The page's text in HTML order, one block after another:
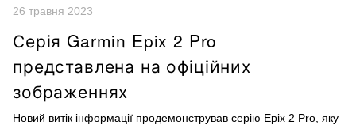
26 травня 2023
Серія Garmin Epix 2 Pro
представлена ​​на офіційних
зображеннях
Новий витік інформації продемонстрував серію Epix 2 Pro, яку